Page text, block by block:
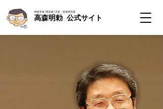
神道学者 / 歴史家 / 天皇・皇室研究者
高森明勅 公式サイト